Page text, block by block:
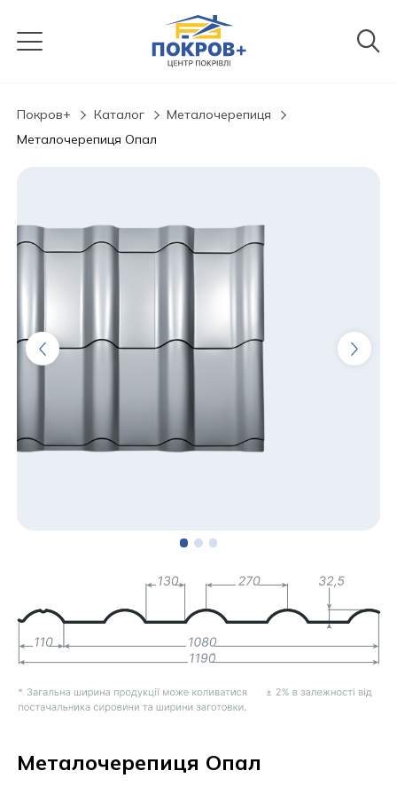
Покров+ Каталог
Металочерепиця
Металочерепиця Опал
Металочерепиця Опал